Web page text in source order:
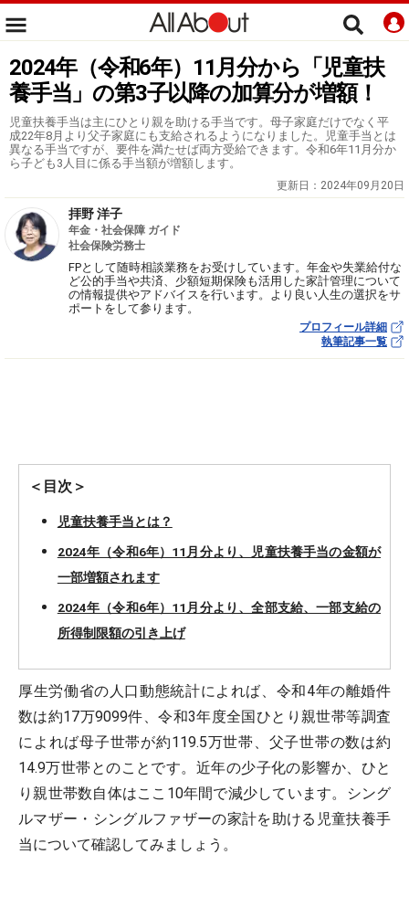
2024年（令和6年）11月分から「児童扶
養手当」の第3子以降の加算分が増額！
児童扶養手当は主にひとり親を助ける手当です。母子家庭だけでなく平
成22年8月より父子家庭にも支給されるようになりました。児童手当とは
異なる手当ですが、要件を満たせば両方受給できます。令和6年11月分か
ら子ども3人目に係る手当額が増額します。
更新日： 2024年09月20日
拝野 洋子
年金・社会保障 ガイド
社会保険労務士
FPとして随時相談業務をお受けしています。年金や失業給付な
ど公的手当や共済、少額短期保険も活用した家計管理について
の情報提供やアドバイスを行います。より良い人生の選択をサ
ポートをして参ります。
プロフィール詳細
執筆記事一覧
＜目次＞
児童扶養手当とは？
2024年（令和6年）11月分より、児童扶養手当の金額が
一部増額されます
2024年（令和6年）11月分より、全部支給、一部支給の
所得制限額の引き上げ
厚生労働省の人口動態統計によれば、令和4年の離婚件
数は約17万9099件、令和3年度全国ひとり親世帯等調査
によれば母子世帯が約119.5万世帯、父子世帯の数は約
14.9万世帯とのことです。近年の少子化の影響か、ひと
り親世帯数自体はここ10年間で減少しています。シング
ルマザー・シングルファザーの家計を助ける児童扶養手
当について確認してみましょう。